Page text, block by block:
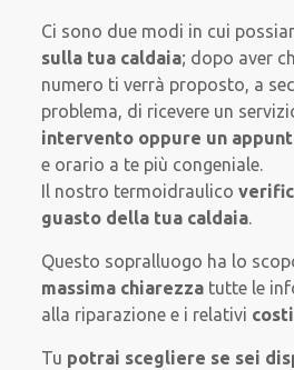
Ci sono due modi in cui
sulla tua caldaia; dopo aver
numero ti verrà proposto, a
problema, di ricevere un
intervento oppure un
e orario a te più congeniale.
Il nostro termoidraulico
guasto della tua caldaia.
Questo sopralluogo ha lo
massima chiarezza tutte le
alla riparazione e i relativi costi
Tu potrai scegliere se sei